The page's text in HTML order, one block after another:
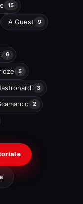
15
A Guest 9
6
5
3
2